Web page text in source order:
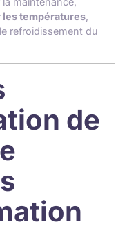
températures,
refroidissement du
de